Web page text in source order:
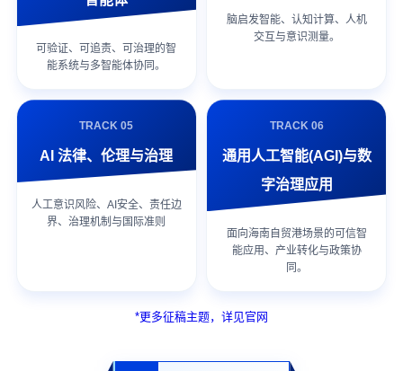
可验证、可追责、可治理的智
能系统与多智能体协同。
脑启发智能、认知计算、人机
交互与意识测量。
TRACK 05
AI 法律、伦理与治理
人工意识风险、AI安全、责任边
界、治理机制与国际准则
TRACK 06
通用人工智能(AGI)与数
字治理应用
面向海南自贸港场景的可信智
能应用、产业转化与政策协
同。
*更多征稿主题，详见官网